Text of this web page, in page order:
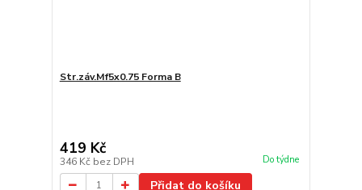
Str.záv.Mf5x0.75 Forma B
419 Kč
346 Kč bez DPH Do týdne
Přidat do košíku